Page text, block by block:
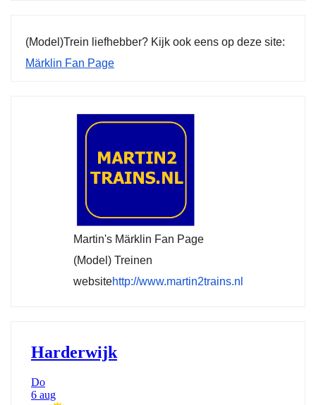
(Model)Trein liefhebber? Kijk ook eens op deze site:
Märklin Fan Page
Martin's Märklin Fan Page
(Model) Treinen
websitehttp://www.martin2trains.nl